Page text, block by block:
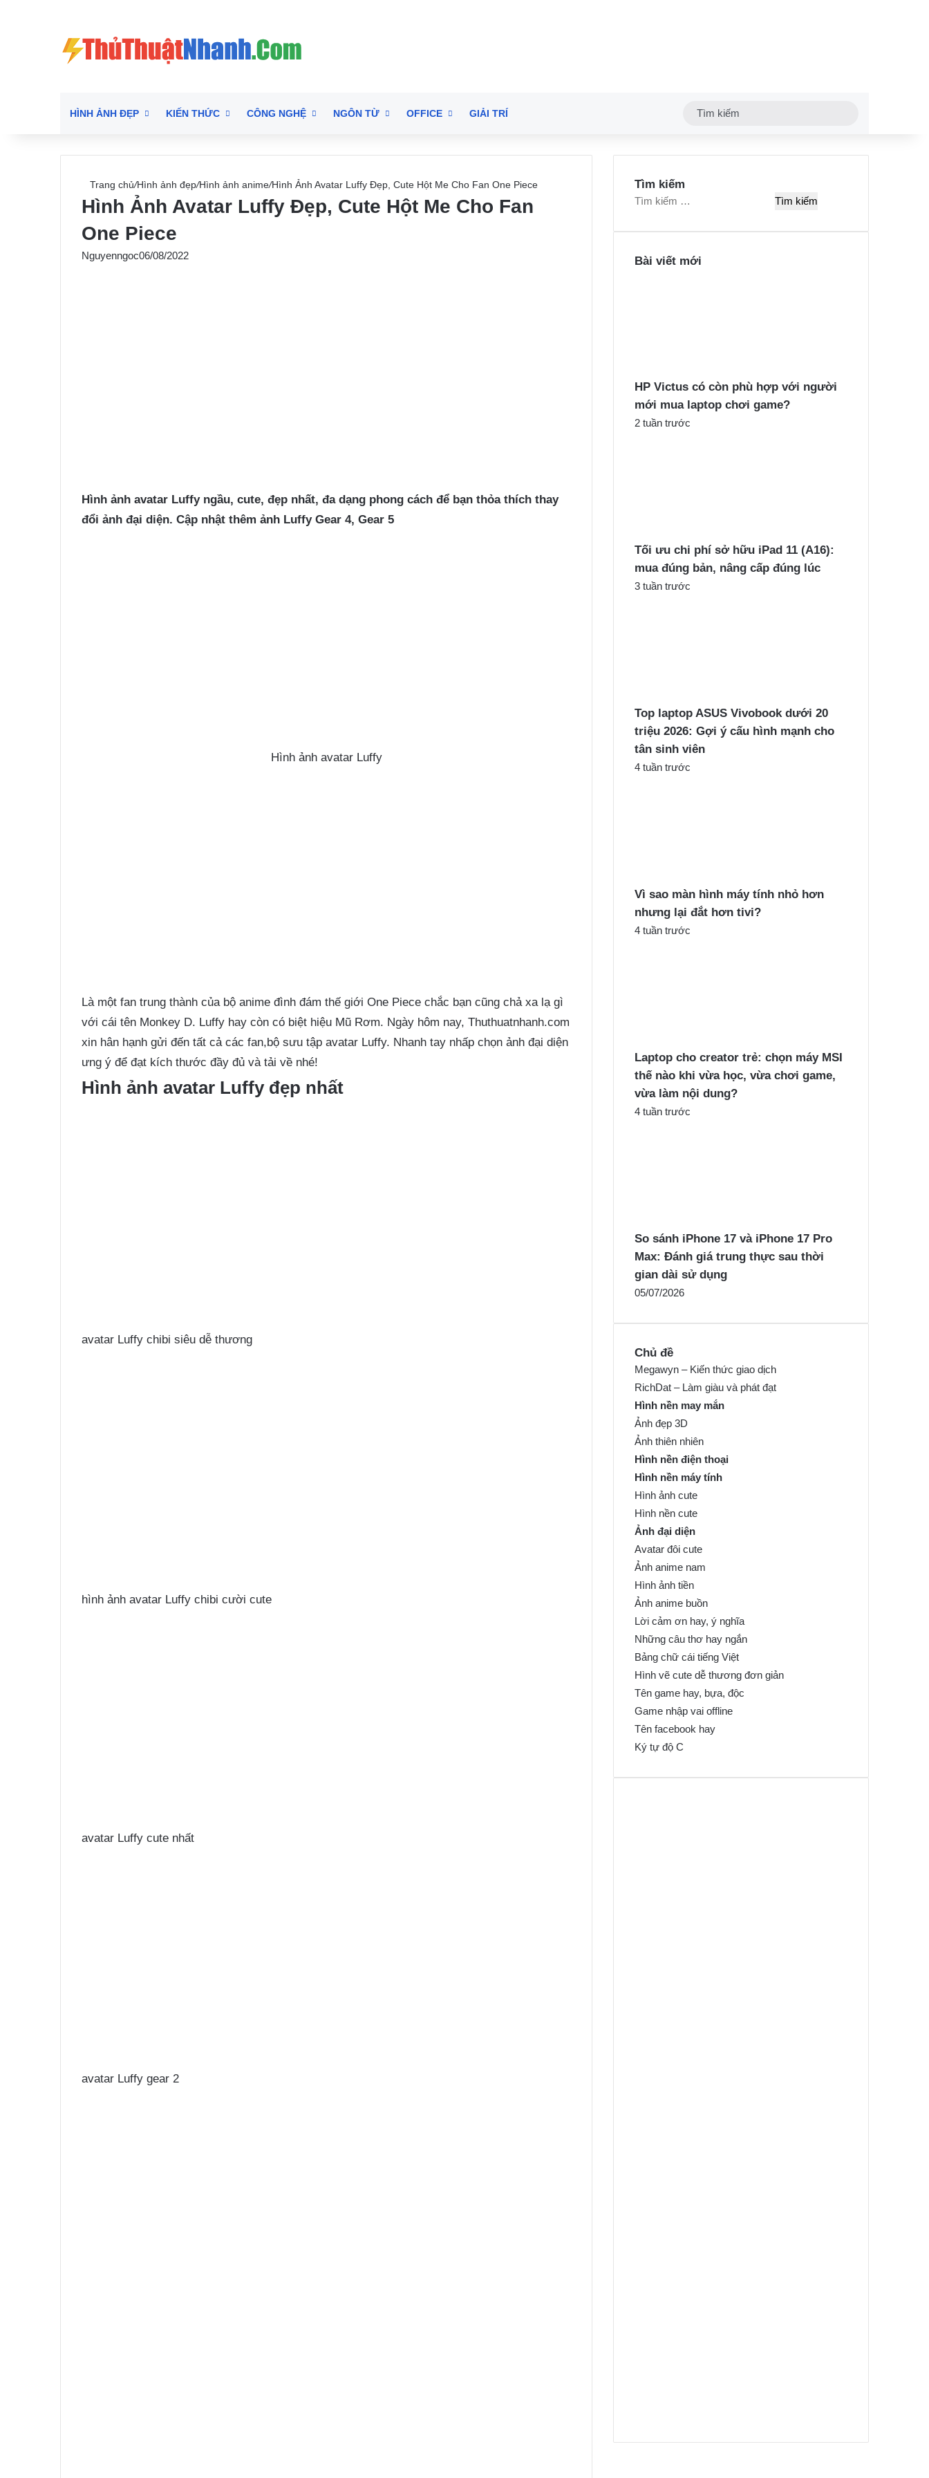
HÌNH ẢNH ĐẸP KIẾN THỨC CÔNG NGHỆ NGÔN TỪ OFFICE GIẢI TRÍ
Trang chủ/Hình ảnh đẹp/Hình ảnh anime/Hình Ảnh Avatar Luffy Đẹp, Cute Hột Me Cho Fan One Piece
Hình Ảnh Avatar Luffy Đẹp, Cute Hột Me Cho Fan
One Piece
Nguyenngoc06/08/2022
Hình ảnh avatar Luffyngầu, cute, đẹp nhất, đa dạng phong cách để bạn thỏa thích thay
đổi ảnh đại diện. Cập nhật thêm ảnh Luffy Gear 4, Gear 5
Hình ảnh avatar Luffy
Là một fan trung thành của bộ anime đình đám thế giới One Piece chắc bạn cũng chả xa lạ gì
với cái tên Monkey D. Luffy hay còn có biệt hiệu Mũ Rơm. Ngày hôm nay, Thuthuatnhanh.com
xin hân hạnh gửi đến tất cả các fan,bộ sưu tập avatar Luffy. Nhanh tay nhấp chọn ảnh đại diện
ưng ý để đạt kích thước đầy đủ và tải về nhé!
Hình ảnh avatar Luffy đẹp nhất
avatar Luffy chibi siêu dễ thương
hình ảnh avatar Luffy chibi cười cute
avatar Luffy cute nhất
avatar Luffy gear 2
Tìm kiếm
T
k
:
Bài viết mới
HP Victus có còn phù hợp với người
mới mua laptop chơi game?
2 tuần trước
Tối ưu chi phí sở hữu iPad 11 (A16):
mua đúng bản, nâng cấp đúng lúc
3 tuần trước
Top laptop ASUS Vivobook dưới 20
triệu 2026: Gợi ý cấu hình mạnh cho
tân sinh viên
4 tuần trước
Vì sao màn hình máy tính nhỏ hơn
nhưng lại đắt hơn tivi?
4 tuần trước
Laptop cho creator trẻ: chọn máy MSI
thế nào khi vừa học, vừa chơi game,
vừa làm nội dung?
4 tuần trước
So sánh iPhone 17 và iPhone 17 Pro
Max: Đánh giá trung thực sau thời
gian dài sử dụng
05/07/2026
Chủ đề
Megawyn – Kiến thức giao dịch
RichDat – Làm giàu và phát đạt
Hình nền may mắn
Ảnh đẹp 3D
Ảnh thiên nhiên
Hình nền điện thoại
Hình nền máy tính
Hình ảnh cute
Hình nền cute
Ảnh đại diện
Avatar đôi cute
Ảnh anime nam
Hình ảnh tiền
Ảnh anime buồn
Lời cảm ơn hay, ý nghĩa
Những câu thơ hay ngắn
Bảng chữ cái tiếng Việt
Hình vẽ cute dễ thương đơn giản
Tên game hay, bựa, độc
Game nhập vai offline
Tên facebook hay
Ký tự độ C